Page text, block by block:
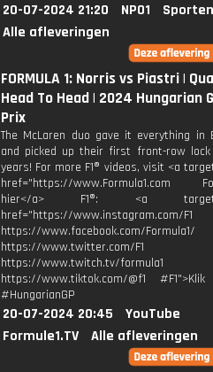
20-07-2024 21:20 NPO1
Alle afleveringen
FORMULA 1: Norris vs Piastri |
Head To Head | 2024 Hungarian
Prix
The McLaren duo gave it everything in
and picked up their first front-row
years! For more F1® videos, visit <a
href="https://www.Formula1.com
hier</a> F1®: <a
href="https://www.instagram.com/F1
https://www.facebook.com/Formula1/
https://www.twitter.com/F1
https://www.twitch.tv/formula1
https://www.tiktok.com/@f1
#HungarianGP
20-07-2024 20:45
YouTube
Formule1.TV
Alle afleveringen